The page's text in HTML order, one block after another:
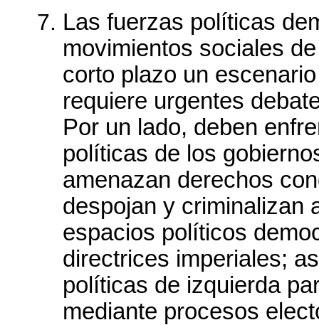
Las fuerzas políticas
movimientos sociales
corto plazo un
requiere urgentes
Por un lado, deben
políticas de los
amenazan derechos
despojan y criminalizan
espacios políticos
directrices imperiales;
políticas de izquierda
mediante procesos